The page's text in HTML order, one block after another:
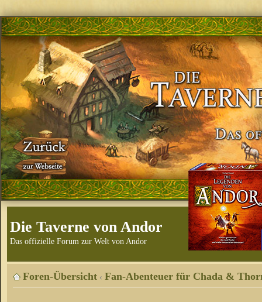
Die Taverne von Andor
Das offizielle Forum zur Welt von Andor
Foren-Übersicht ‹ Fan-Abenteuer für Chada &